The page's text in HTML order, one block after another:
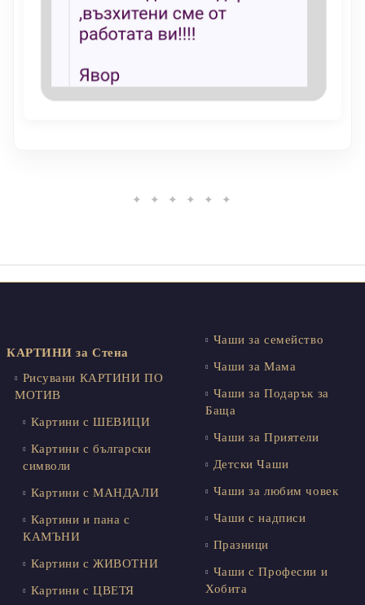
✦ ✦ ✦ ✦ ✦ ✦
КАРТИНИ за Стена
Рисувани КАРТИНИ ПО
МОТИВ
Картини с ШЕВИЦИ
Картини с български
символи
Картини с МАНДАЛИ
Картини и пана с
КАМЪНИ
Картини с ЖИВОТНИ
Картини с ЦВЕТЯ
Чаши за семейство
Чаши за Мама
Чаши за Подарък за
Баща
Чаши за Приятели
Детски Чаши
Чаши за любим човек
Чаши с надписи
Празници
Чаши с Професии и
Хобита